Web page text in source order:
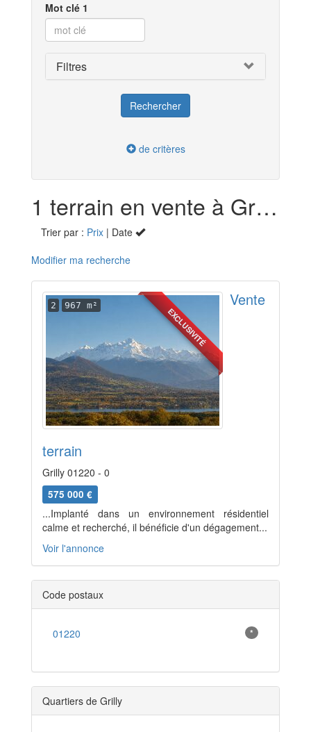
Mot clé 1
Filtres
de critères
1 terrain en vente à Grilly (01)
Trier par : Prix | Date
Modifier ma recherche
EXCLUSIVITÉ
2 967 m² Vente
terrain
Grilly 01220 - 0
575 000 €
...Implanté dans un environnement résidentiel
calme et recherché, il bénéficie d'un dégagement...
Voir l'annonce
Code postaux
01220 *
Quartiers de Grilly